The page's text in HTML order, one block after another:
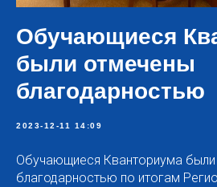
Обучающиеся
были отмечены
благодарностью
2023-12-11 14:09
Обучающиеся Кванториума
благодарностью по итогам